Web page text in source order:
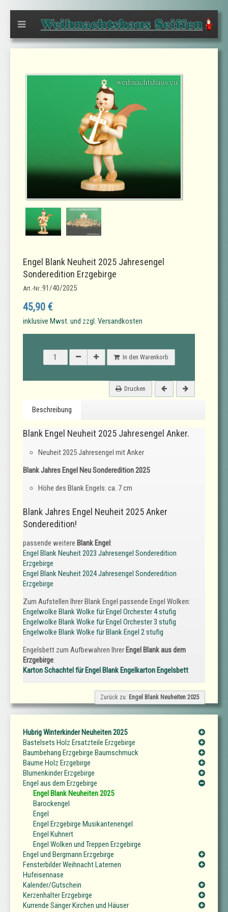
Engel Blank Neuheit 2025 Jahresengel
Sonderedition Erzgebirge
Art.-Nr.:91/40/2025
45,90 €
inklusive Mwst. und zzgl. Versandkosten
In den Warenkorb
Drucken
Beschreibung
Blank Engel Neuheit 2025 Jahresengel Anker.
Neuheit 2025 Jahresengel mit Anker
Blank Jahres Engel Neu Sonderedition 2025
Höhe des Blank Engels: ca. 7 cm
Blank Jahres Engel Neuheit 2025 Anker
Sonderedition!
passende weitere Blank Engel :
Engel Blank Neuheit 2023 Jahresengel Sonderedition
Erzgebirge
Engel Blank Neuheit 2024 Jahresengel Sonderedition
Erzgebirge
Zum Aufstellen Ihrer Blank Engel passende Engel Wolken:
Engelwolke Blank Wolke für Engel Orchester 4 stufig
Engelwolke Blank Wolke für Engel Orchester 3 stufig
Engelwolke Blank Wolke für Blank Engel 2 stufig
Engelsbett zum Aufbewahren Ihrer Engel Blank aus dem
Erzgebirge:
Karton Schachtel für Engel Blank Engelkarton Engelsbett
Zurück zu: Engel Blank Neuheiten 2025
Hubrig Winterkinder Neuheiten 2025
Bastelsets Holz Ersatzteile Erzgebirge
Baumbehang Erzgebirge Baumschmuck
Bäume Holz Erzgebirge
Blumenkinder Erzgebirge
Engel aus dem Erzgebirge
Engel Blank Neuheiten 2025
Barockengel
Engel
Engel Erzgebirge Musikantenengel
Engel Kuhnert
Engel Wolken und Treppen Erzgebirge
Engel und Bergmann Erzgebirge
Fensterbilder Weihnacht Laternen
Hufeisennase
Kalender/Gutschein
Kerzenhalter Erzgebirge
Kurrende Sänger Kirchen und Häuser